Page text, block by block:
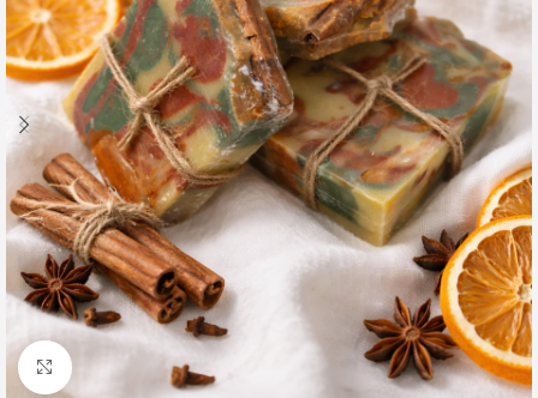
Click to enlarge